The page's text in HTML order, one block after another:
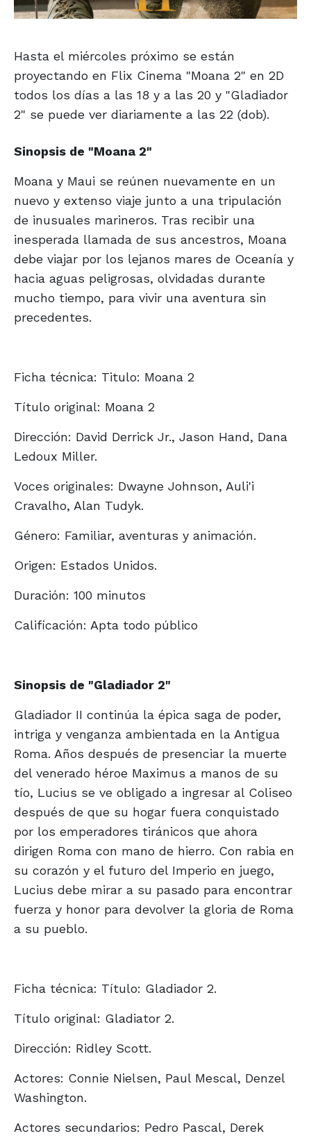
Hasta el miércoles próximo se están
proyectando en Flix Cinema "Moana 2" en 2D
todos los días a las 18 y a las 20 y "Gladiador
2" se puede ver diariamente a las 22 (dob).
Sinopsis de "Moana 2"
Moana y Maui se reúnen nuevamente en un
nuevo y extenso viaje junto a una tripulación
de inusuales marineros. Tras recibir una
inesperada llamada de sus ancestros, Moana
debe viajar por los lejanos mares de Oceanía y
hacia aguas peligrosas, olvidadas durante
mucho tiempo, para vivir una aventura sin
precedentes.
Ficha técnica: Titulo: Moana 2
Título original: Moana 2
Dirección: David Derrick Jr., Jason Hand, Dana
Ledoux Miller.
Voces originales: Dwayne Johnson, Auli'i
Cravalho, Alan Tudyk.
Género: Familiar, aventuras y animación.
Origen: Estados Unidos.
Duración: 100 minutos
Calificación: Apta todo público
Sinopsis de "Gladiador 2"
Gladiador II continúa la épica saga de poder,
intriga y venganza ambientada en la Antigua
Roma. Años después de presenciar la muerte
del venerado héroe Maximus a manos de su
tío, Lucius se ve obligado a ingresar al Coliseo
después de que su hogar fuera conquistado
por los emperadores tiránicos que ahora
dirigen Roma con mano de hierro. Con rabia en
su corazón y el futuro del Imperio en juego,
Lucius debe mirar a su pasado para encontrar
fuerza y honor para devolver la gloria de Roma
a su pueblo.
Ficha técnica: Título: Gladiador 2.
Título original: Gladiator 2.
Dirección: Ridley Scott.
Actores: Connie Nielsen, Paul Mescal, Denzel
Washington.
Actores secundarios: Pedro Pascal, Derek